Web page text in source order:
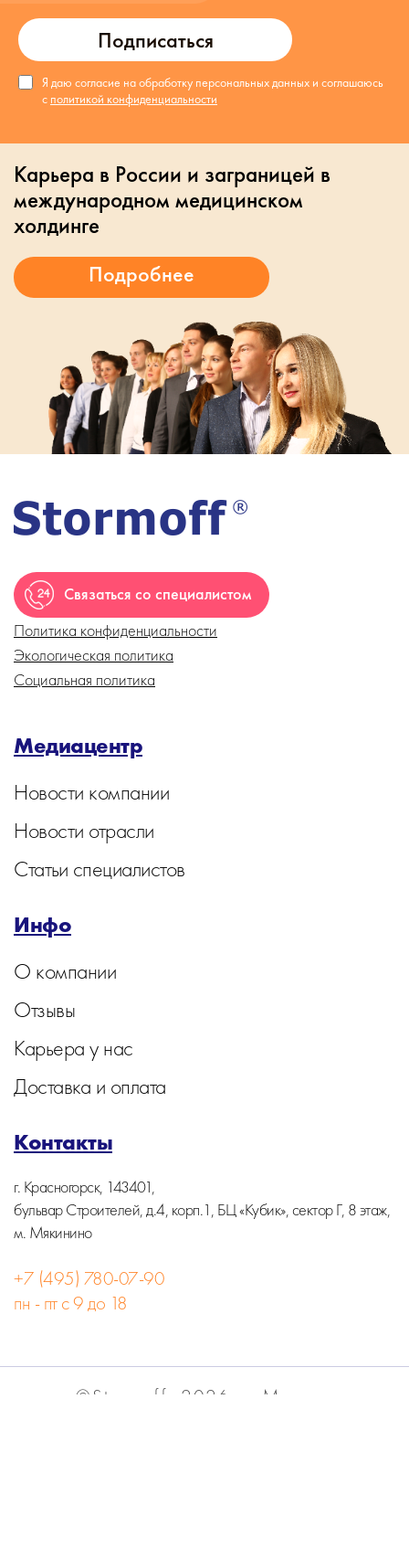
Подписаться
Я даю согласие на обработку персональных данных и соглашаюсь
с политикой конфиденциальности
Карьера в России и заграницей в
международном медицинском
холдинге
Связаться со специалистом
Политика конфиденциальности
Экологическая политика
Социальная политика
Медиацентр
Новости компании
Новости отрасли
Статьи специалистов
Инфо
О компании
Отзывы
Карьера у нас
Доставка и оплата
Контакты
г. Красногорск, 143401,
бульвар Строителей, д.4, корп.1, БЦ «Кубик», сектор Г, 8 этаж,
м. Мякинино
+7 (495) 780-07-90
пн - пт с 9 до 18
©Stormoff, 2026, г. Москва